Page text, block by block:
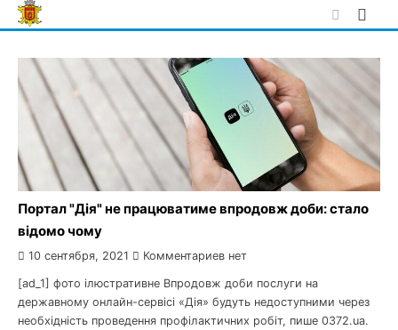
Skip
to
Портал "Дія" не працюватиме впродовж доби: стало
відомо чому
10 сентября, 2021 Комментариев нет
[ad_1] фото ілюстративне Впродовж доби послуги на
державному онлайн-сервісі «Дія» будуть недоступними через
необхідність проведення профілактичних робіт, пише 0372.ua.